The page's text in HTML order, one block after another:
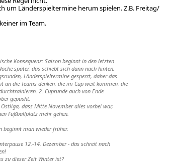
um Länderspieltermine herum spielen. Z.B. Freitag/
im Team.
Konsequenz: Saison beginnt in den letzten
später, das schiebt sich dann nach hinten.
Länderspieltermine gesperrt, daher das
an die Teams denken, die im Cup weit kommen, die
2. Cuprunde auch von Ende
gepusht.
dass Mitte November alles vorbei war,
Fußballplatz mehr gehen.
beginnt man wieder früher.
12.-14. Dezember - das schreit nach
zu dieser Zeit Winter ist?